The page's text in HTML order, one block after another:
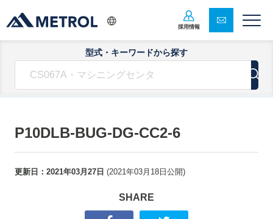
採用情報
型式・キーワードから探す
P10DLB-BUG-DG-CC2-6
更新日： 2021年03月27日 (2021年03月18日 公開)
SHARE